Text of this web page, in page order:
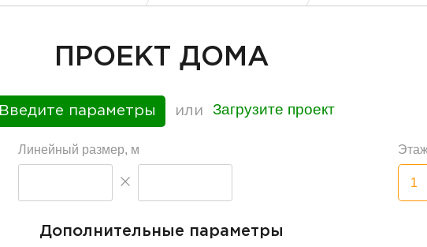
ПРОЕКТ ДОМА
Введите параметры или Загрузите проект
Линейный размер, м
1
Дополнительные параметры